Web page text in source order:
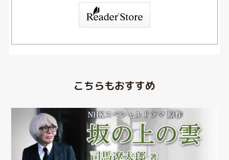
こちらもおすすめ